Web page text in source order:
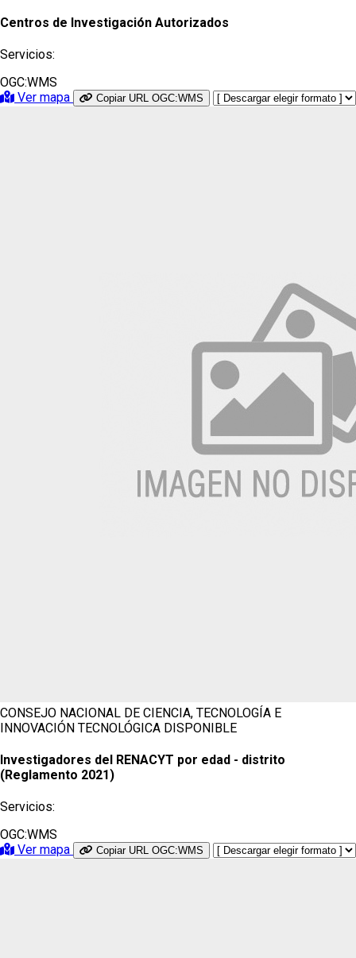
Centros de Investigación Autorizados
Servicios:
OGC:WMS
Ver mapa
Copiar URL OGC:WMS
CONSEJO NACIONAL DE CIENCIA, TECNOLOGÍA E
INNOVACIÓN TECNOLÓGICA DISPONIBLE
Investigadores del RENACYT por edad - distrito
(Reglamento 2021)
Servicios:
OGC:WMS
Ver mapa
Copiar URL OGC:WMS